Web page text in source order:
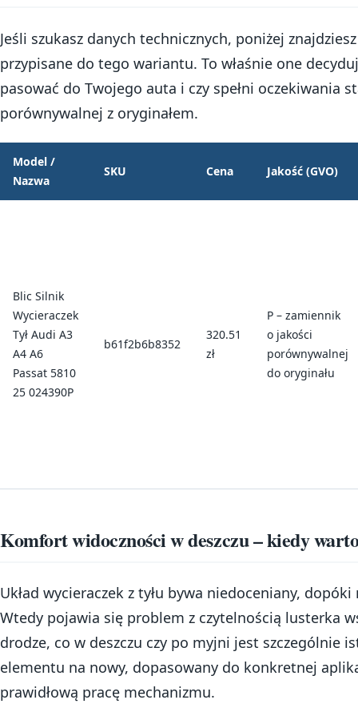
Jeśli szukasz danych technicznych, poniżej
przypisane do tego wariantu. To właśnie one
pasować do Twojego auta i czy spełni oczekiwania
porównywalnej z oryginałem.
Model /
Nazwa
SKU Cena Jakość (GVO)
Blic Silnik
Wycieraczek
Tył Audi A3
A4 A6
Passat 5810
25 024390P
b61f2b6b8352
320.51
zł
P – zamiennik
o jakości
porównywalnej
do oryginału
Komfort widoczności w deszczu – kiedy
Układ wycieraczek z tyłu bywa niedoceniany, dopóki
Wtedy pojawia się problem z czytelnością lusterka
drodze, co w deszczu czy po myjni jest szczególnie
elementu na nowy, dopasowany do konkretnej
prawidłową pracę mechanizmu.